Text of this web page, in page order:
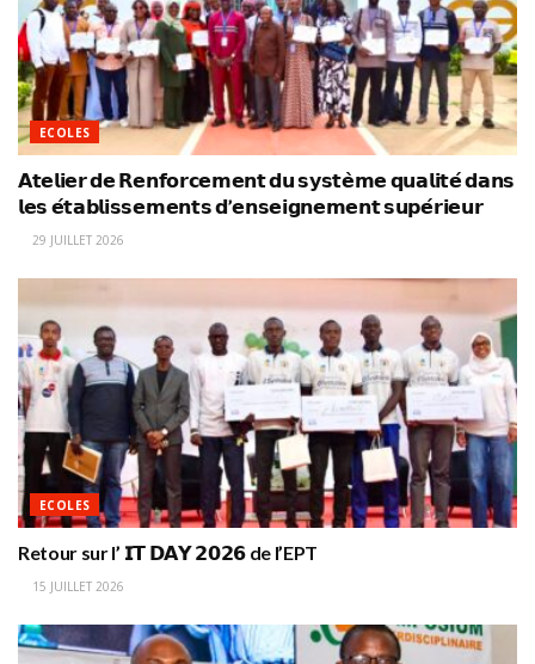
ECOLES
𝗔𝘁𝗲𝗹𝗶𝗲𝗿 𝗱𝗲 𝗥𝗲𝗻𝗳𝗼𝗿𝗰𝗲𝗺𝗲𝗻𝘁 𝗱𝘂 𝘀𝘆𝘀𝘁𝗲̀𝗺𝗲 𝗾𝘂𝗮𝗹𝗶𝘁𝗲́ 𝗱𝗮𝗻𝘀
𝗹𝗲𝘀 𝗲́𝘁𝗮𝗯𝗹𝗶𝘀𝘀𝗲𝗺𝗲𝗻𝘁𝘀 𝗱’𝗲𝗻𝘀𝗲𝗶𝗴𝗻𝗲𝗺𝗲𝗻𝘁 𝘀𝘂𝗽𝗲́𝗿𝗶𝗲𝘂𝗿
29 JUILLET 2026
ECOLES
Retour sur l’ 𝗜𝗧 𝗗𝗔𝗬 𝟮𝟬𝟮𝟲 de l’EPT
15 JUILLET 2026